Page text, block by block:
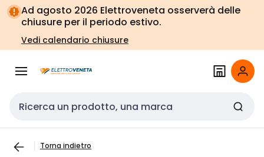
Vai alla
navigazione
Vai
alla
pagina
Ad agosto 2026 Elettroveneta osserverà delle
chiusure per il periodo estivo.
Vedi calendario chiusure
Cerca input
Torna indietro